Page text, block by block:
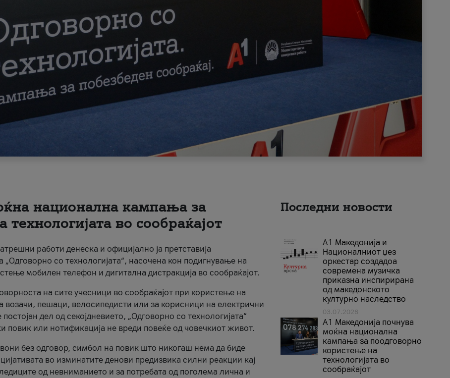
национална кампања за
во сообраќајот
работи денеска и официјално ја претставија
со технологијата“, насочена кон подигнување на
мобилен телефон и дигитална дистракција во сообраќајот.
на сите учесници во сообраќајот при користење на
возачи, пешаци, велосипедисти или за корисници на електрични
дел од секојдневието, „Одговорно со технологијата“
повик или нотификација не вреди повеќе од човечкиот живот.
без одговор, симбол на повик што никогаш нема да биде
во изминатите денови предизвика силни реакции кај
од невниманието и за потребата од поголема лична и
Последни новости
А1 Македонија и
Националниот џез
оркестар создадоа
современа музичка
приказна инспирирана
од македонското
културно наследство
03.07.2026
A1 Македонија почнува
моќна национална
кампања за поодговорно
користење на
технологијата во
сообраќајот